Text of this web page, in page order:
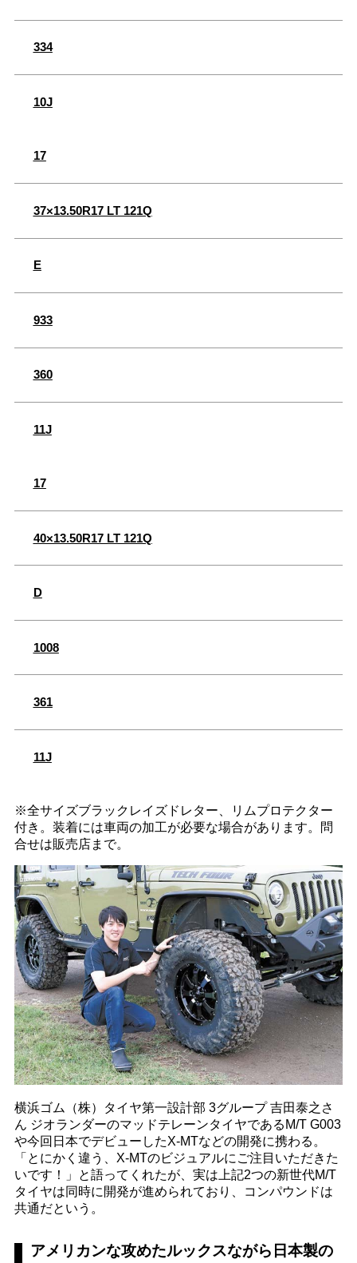
334
10J
17
37×13.50R17 LT 121Q
E
933
360
11J
17
40×13.50R17 LT 121Q
D
1008
361
11J
※全サイズブラックレイズドレター、リムプロテクター
付き。装着には車両の加工が必要な場合があります。問
合せは販売店まで。
横浜ゴム（株）タイヤ第一設計部 3グループ 吉田泰之さ
ん ジオランダーのマッドテレーンタイヤであるM/T G003
や今回日本でデビューしたX-MTなどの開発に携わる。
「とにかく違う、X-MTのビジュアルにご注目いただきた
いです！」と語ってくれたが、実は上記2つの新世代M/T
タイヤは同時に開発が進められており、コンパウンドは
共通だという。
アメリカンな攻めたルックスながら日本製の